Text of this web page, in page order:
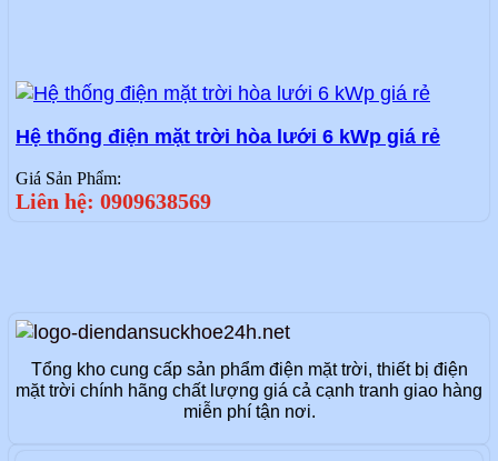
Hệ thống điện mặt trời hòa lưới 6 kWp giá rẻ
Giá Sản Phẩm:
Liên hệ: 0909638569
Tổng kho cung cấp sản phẩm điện mặt trời, thiết bị điện
mặt trời chính hãng chất lượng giá cả cạnh tranh giao hàng
miễn phí tận nơi.